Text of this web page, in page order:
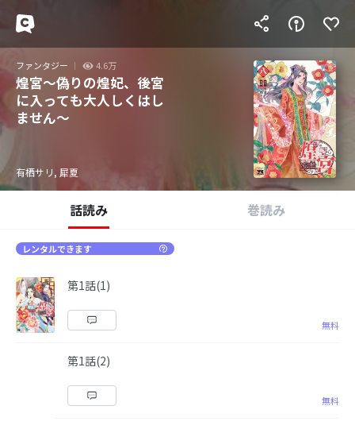
ファンタジー 4.6万
煌宮～偽りの煌妃、後宮
に入っても大人しくはし
ません～
有栖サリ, 犀夏
話読み 巻読み
レンタルできます
第1話(1)
無料
第1話(2)
無料